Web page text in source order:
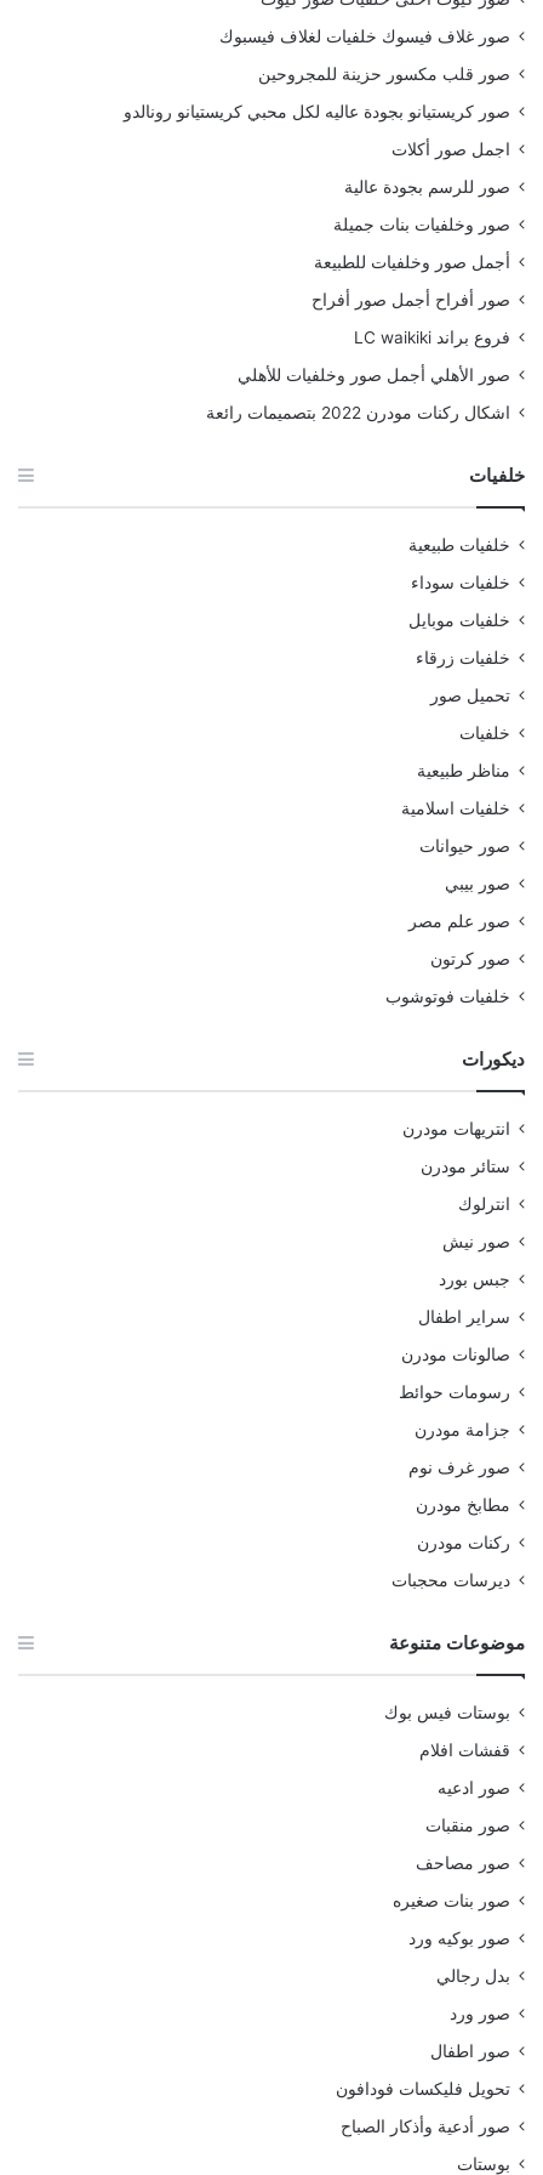
صور غلاف فيسوك خلفيات لغلاف فيسبوك
صور قلب مكسور حزينة للمجروحين
صور كريستيانو بجودة عاليه لكل محبي كريستيانو رونالدو
اجمل صور أكلات
صور للرسم بجودة عالية
صور وخلفيات بنات جميلة
أجمل صور وخلفيات للطبيعة
صور أفراح أجمل صور أفراح
فروع براند LC waikiki
صور الأهلي أجمل صور وخلفيات للأهلي
اشكال ركنات مودرن 2022 بتصميمات رائعة
خلفيات
خلفيات طبيعية
خلفيات سوداء
خلفيات موبايل
خلفيات زرقاء
تحميل صور
خلفيات
مناظر طبيعية
خلفيات اسلامية
صور حيوانات
صور بيبي
صور علم مصر
صور كرتون
خلفيات فوتوشوب
ديكورات
انتريهات مودرن
ستائر مودرن
انترلوك
صور نيش
جبس بورد
سراير اطفال
صالونات مودرن
رسومات حوائط
جزامة مودرن
صور غرف نوم
مطابخ مودرن
ركنات مودرن
ديرسات محجبات
موضوعات متنوعة
بوستات فيس بوك
قفشات افلام
صور ادعيه
صور منقبات
صور مصاحف
صور بنات صغيره
صور بوكيه ورد
بدل رجالي
صور ورد
صور اطفال
تحويل فليكسات فودافون
صور أدعية وأذكار الصباح
بوستات